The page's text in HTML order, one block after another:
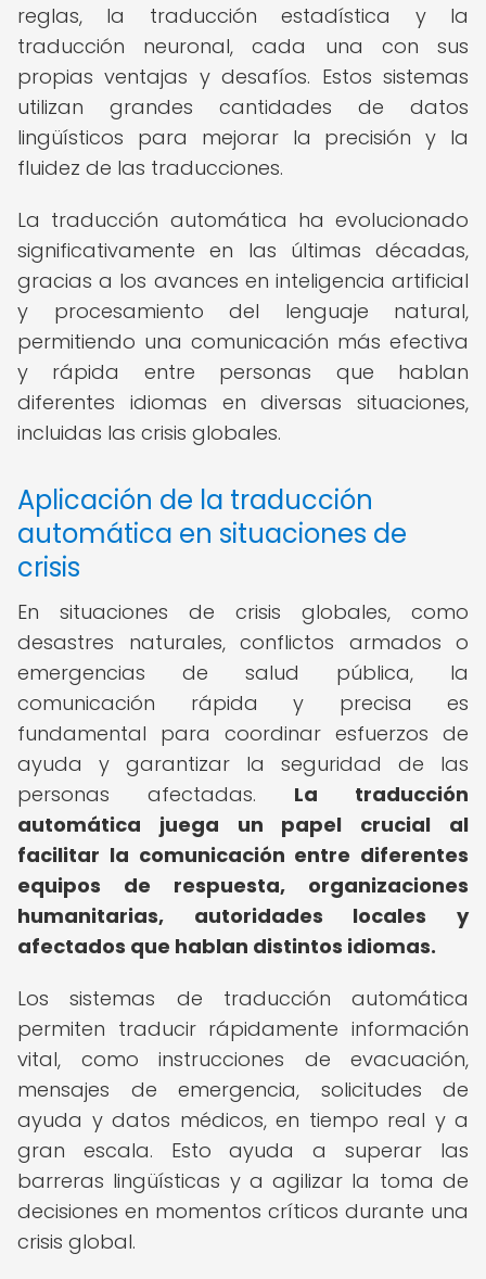
reglas, la traducción estadística y la
traducción neuronal, cada una con sus
propias ventajas y desafíos. Estos sistemas
utilizan grandes cantidades de datos
lingüísticos para mejorar la precisión y la
fluidez de las traducciones.
La traducción automática ha evolucionado
significativamente en las últimas décadas,
gracias a los avances en inteligencia artificial
y procesamiento del lenguaje natural,
permitiendo una comunicación más efectiva
y rápida entre personas que hablan
diferentes idiomas en diversas situaciones,
incluidas las crisis globales.
Aplicación de la traducción
automática en situaciones de
crisis
En situaciones de crisis globales, como
desastres naturales, conflictos armados o
emergencias de salud pública, la
comunicación rápida y precisa es
fundamental para coordinar esfuerzos de
ayuda y garantizar la seguridad de las
personas afectadas. La traducción
automática juega un papel crucial al
facilitar la comunicación entre diferentes
equipos de respuesta, organizaciones
humanitarias, autoridades locales y
afectados que hablan distintos idiomas.
Los sistemas de traducción automática
permiten traducir rápidamente información
vital, como instrucciones de evacuación,
mensajes de emergencia, solicitudes de
ayuda y datos médicos, en tiempo real y a
gran escala. Esto ayuda a superar las
barreras lingüísticas y a agilizar la toma de
decisiones en momentos críticos durante una
crisis global.